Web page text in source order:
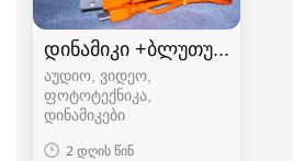
დინამიკი
აუდიო, ვიდეო,
ფოტოტექნიკა,
დინამიკები
2 დღის წინ